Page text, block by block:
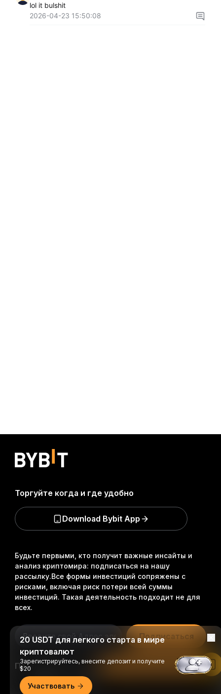
lol it bulshit
2026-04-23 15:50:08
Будьте первыми, кто получит важные инсайты и
анализ криптомира: подписаться на нашу
рассылку.Все формы инвестиций сопряжены с
рисками, включая риск потери всей суммы
инвестиций. Такая деятельность подходит не для
всех.
Подписаться
Подписывайтесь на нас
Торгуйте когда и где удобно
Download Bybit App
20 USDT для легкого старта в мире
криптовалют
Зарегистрируйтесь, внесите депозит и получите
$20
Участвовать
Читать в приложении Bybit